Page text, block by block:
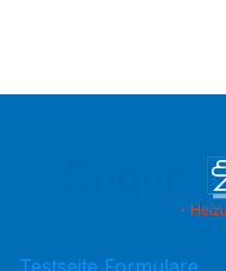
Testseite Formulare